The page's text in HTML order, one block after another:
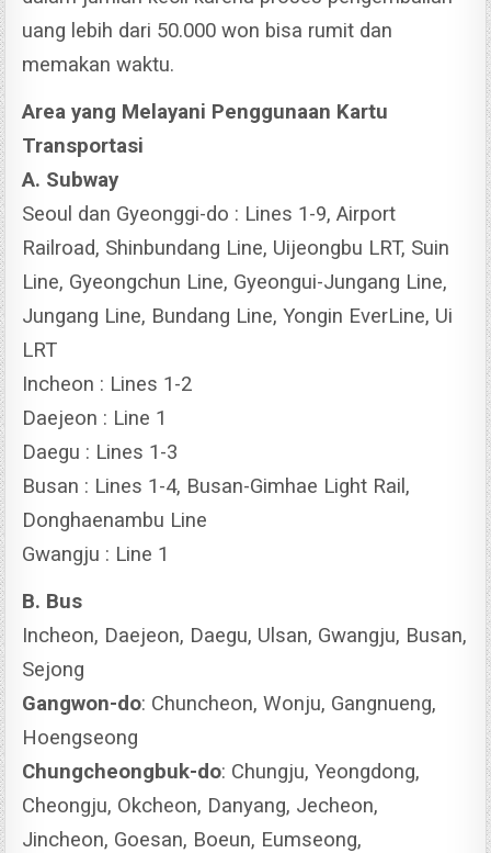
uang lebih dari 50.000 won bisa rumit dan
memakan waktu.
Area yang Melayani Penggunaan Kartu
Transportasi
A. Subway
Seoul dan Gyeonggi-do : Lines 1-9, Airport
Railroad, Shinbundang Line, Uijeongbu LRT, Suin
Line, Gyeongchun Line, Gyeongui-Jungang Line,
Jungang Line, Bundang Line, Yongin EverLine, Ui
LRT
Incheon : Lines 1-2
Daejeon : Line 1
Daegu : Lines 1-3
Busan : Lines 1-4, Busan-Gimhae Light Rail,
Donghaenambu Line
Gwangju : Line 1
B. Bus
Incheon, Daejeon, Daegu, Ulsan, Gwangju, Busan,
Sejong
Gangwon-do: Chuncheon, Wonju, Gangnueng,
Hoengseong
Chungcheongbuk-do: Chungju, Yeongdong,
Cheongju, Okcheon, Danyang, Jecheon,
Jincheon, Goesan, Boeun, Eumseong,